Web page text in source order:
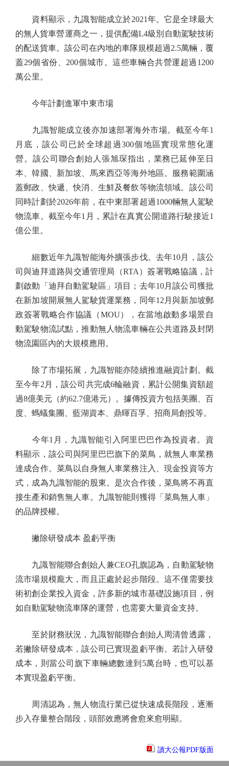
資料顯示，九識智能成立於2021年。它是全球最大
的無人貨車營運商之一，提供配備L4級別自動駕駛技術
的配送貨車。該公司在內地的車隊規模超過2.5萬輛，覆
蓋29個省份、200個城市。這些車輛合共營運超過1200
萬公里。
今年計劃進軍中東市場
九識智能成立後亦加速部署海外市場。截至今年1
月底，該公司已於全球超過300個地區實現常態化運
營。該公司聯合創始人張旭琛指出，業務已延伸至日
本、韓國、新加坡、馬來西亞等海外地區。服務範圍涵
蓋郵政、快遞、快消、生鮮及餐飲等物流領域。該公司
同時計劃於2026年前，在中東部署超過1000輛無人駕駛
物流車。截至今年1月，累計在真實公開道路行駛接近1
億公里。
細數近年九識智能海外擴張步伐。去年10月，該公
司與迪拜道路與交通管理局（RTA）簽署戰略協議，計
劃啟動「迪拜自動駕駛區」項目；去年10月該公司獲批
在新加坡開展無人駕駛貨運業務，同年12月與新加坡郵
政簽署戰略合作協議（MOU），在當地啟動多場景自
動駕駛物流試點，推動無人物流車輛在公共道路及封閉
物流園區內的大規模應用。
除了市場拓展，九識智能亦陸續推進融資計劃。截
至今年2月，該公司共完成6輪融資，累計公開集資額超
過8億美元（約62.7億港元）。據傳投資方包括美團、百
度、螞蟻集團、藍湖資本、鼎暉百孚、招商局創投等。
今年1月，九識智能引入阿里巴巴作為投資者。資
料顯示，該公司與阿里巴巴旗下的菜鳥，就無人車業務
達成合作。菜鳥以自身無人車業務注入、現金投資等方
式，成為九識智能的股東。是次合作後，菜鳥將不再直
接生產和銷售無人車。九識智能則獲得「菜鳥無人車」
的品牌授權。
撇除研發成本 盈虧平衡
九識智能聯合創始人兼CEO孔旗認為，自動駕駛物
流市場規模龐大，而且正處於起步階段。這不僅需要技
術初創企業投入資金，許多新的城市基礎設施項目，例
如自動駕駛物流車隊的運營，也需要大量資金支持。
至於財務狀況，九識智能聯合創始人周清曾透露，
若撇除研發成本，該公司已實現盈虧平衡。若計入研發
成本，則當公司旗下車輛總數達到5萬台時，也可以基
本實現盈虧平衡。
周清認為，無人物流行業已從快速成長階段，逐漸
步入存量整合階段，頭部效應將會愈來愈明顯。
讀大公報PDF版面